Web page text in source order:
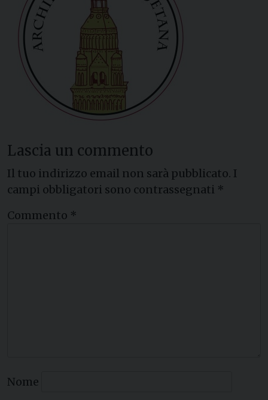
Lascia un commento
Il tuo indirizzo email non sarà pubblicato. I
campi obbligatori sono contrassegnati *
Commento *
Nome